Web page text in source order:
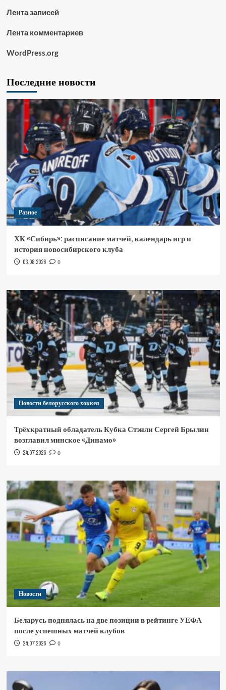
Лента записей
Лента комментариев
WordPress.org
Последние новости
Разное
ХК «Сибирь»: расписание матчей, календарь игр и
история новосибирского клуба
03.08.2026 0
Новости белорусского хоккея
Трёхкратный обладатель Кубка Стэнли Сергей Брылин
возглавил минское «Динамо»
24.07.2026 0
Новости
Беларусь поднялась на две позиции в рейтинге УЕФА
после успешных матчей клубов
24.07.2026 0